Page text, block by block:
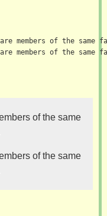
members of the same
members of the same
of the same
of the same